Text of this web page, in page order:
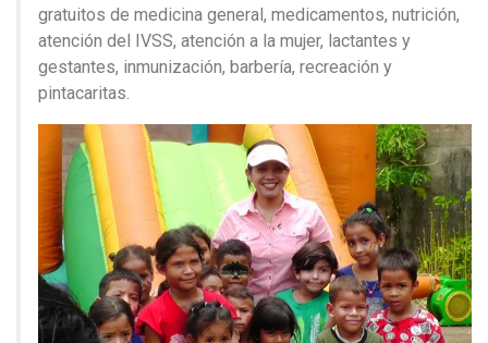
gratuitos de medicina general, medicamentos, nutrición,
atención del IVSS, atención a la mujer, lactantes y
gestantes, inmunización, barbería, recreación y
pintacaritas.